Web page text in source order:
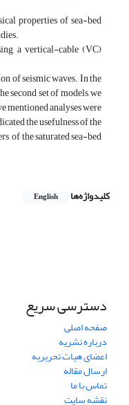
properties of sea-bed
a vertical-cable (VC)
of seismic waves. In the
second set of models, we
mentioned analyses were
the usefulness of the
of the saturated sea-bed
کلیدواژه‌ها English
دسترسی سریع
صفحه اصلی
درباره نشریه
اعضای هیات تحریریه
ارسال مقاله
تماس با ما
نقشه سایت